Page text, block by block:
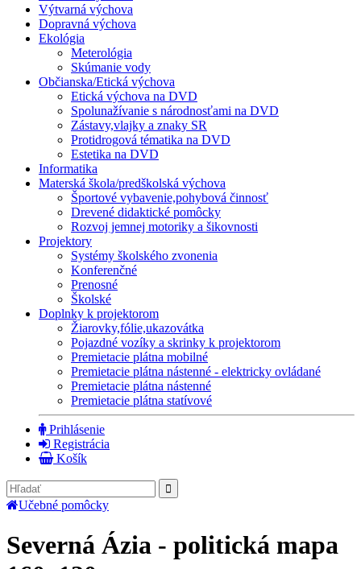
Výtvarná výchova
Dopravná výchova
Ekológia
Meterológia
Skúmanie vody
Občianska/Etická výchova
Etická výchova na DVD
Spolunažívanie s národnosťami na DVD
Zástavy,vlajky a znaky SR
Protidrogová tématika na DVD
Estetika na DVD
Informatika
Materská škola/predškolská výchova
Športové vybavenie,pohybová činnosť
Drevené didaktické pomôcky
Rozvoj jemnej motoriky a šikovnosti
Projektory
Systémy školského zvonenia
Konferenčné
Prenosné
Školské
Doplnky k projektorom
Žiarovky,fólie,ukazovátka
Pojazdné vozíky a skrinky k projektorom
Premietacie plátna mobilné
Premietacie plátna nástenné - elektricky ovládané
Premietacie plátna nástenné
Premietacie plátna statívové
Prihlásenie
Registrácia
Košík
Učebné pomôcky
Severná Ázia - politická mapa